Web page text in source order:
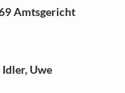
Amtsgericht
Uwe